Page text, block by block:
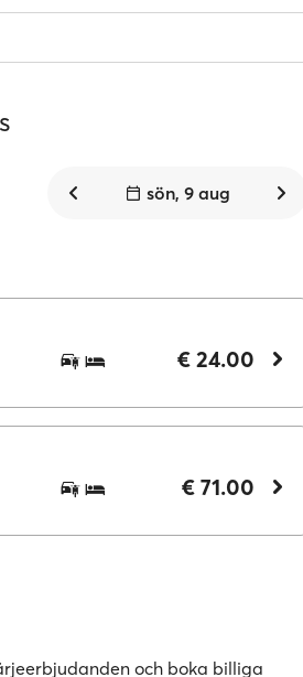
sön, 9 aug
€ 24.00
€ 71.00
och boka billiga